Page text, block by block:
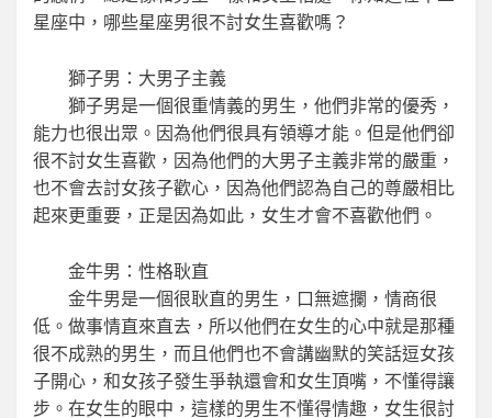
星座中，哪些星座男很不討女生喜歡嗎？
獅子男：大男子主義
獅子男是一個很重情義的男生，他們非常的優秀，
能力也很出眾。因為他們很具有領導才能。但是他們卻
很不討女生喜歡，因為他們的大男子主義非常的嚴重，
也不會去討女孩子歡心，因為他們認為自己的尊嚴相比
起來更重要，正是因為如此，女生才會不喜歡他們。
金牛男：性格耿直
金牛男是一個很耿直的男生，口無遮攔，情商很
低。做事情直來直去，所以他們在女生的心中就是那種
很不成熟的男生，而且他們也不會講幽默的笑話逗女孩
子開心，和女孩子發生爭執還會和女生頂嘴，不懂得讓
步。在女生的眼中，這樣的男生不懂得情趣，女生很討